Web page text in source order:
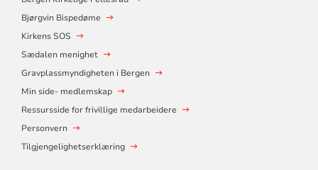
Bjørgvin Bispedøme
Kirkens SOS
Sædalen menighet
Gravplassmyndigheten i Bergen
Min side- medlemskap
Ressursside for frivillige medarbeidere
Personvern
Tilgjengelighetserklæring